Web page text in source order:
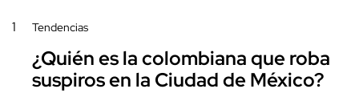
1 Tendencias
¿Quién es la colombiana que roba
suspiros en la Ciudad de México?